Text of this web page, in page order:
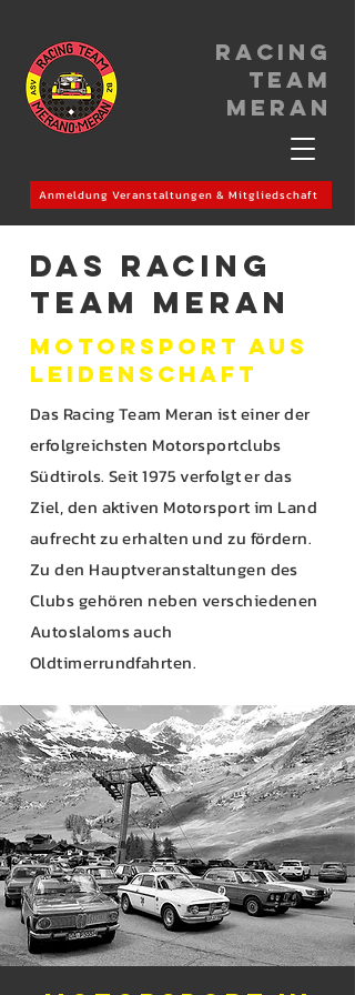
Racing
Team
meran
Anmeldung Veranstaltungen & Mitgliedschaft
Das racing
Team Meran
Motorsport aus
Leidenschaft
Das Racing Team Meran ist einer der
erfolgreichsten Motorsportclubs
Südtirols. Seit 1975 verfolgt er das
Ziel, den aktiven Motorsport im Land
aufrecht zu erhalten und zu fördern.
Zu den Hauptveranstaltungen des
Clubs gehören neben verschiedenen
Autoslaloms auch
Oldtimerrundfahrten.